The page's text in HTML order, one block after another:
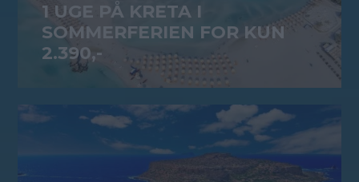
1 UGE PÅ KRETA I
SOMMERFERIEN FOR KUN
2.390,-